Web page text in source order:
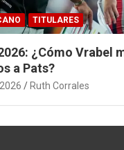
TITULARES
¿Cómo Vrabel
a Pats?
Ruth Corrales